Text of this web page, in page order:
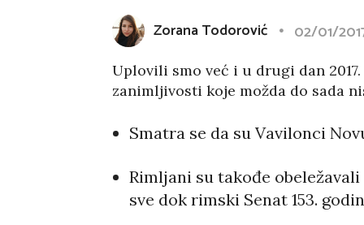
Zorana Todorović 02/01/
Uplovili smo već i u drugi dan
zanimljivosti koje možda do sada
Smatra se da su Vavilonci
Rimljani su takođe
sve dok rimski Senat 153.